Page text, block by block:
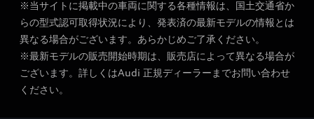
※当サイトに掲載中の車両に関する各種情報は、国土交通省か
らの型式認可取得状況により、発表済の最新モデルの情報とは
異なる場合がございます。あらかじめご了承ください。
※最新モデルの販売開始時期は、販売店によって異なる場合が
ございます。詳しくはAudi 正規ディーラーまでお問い合わせ
ください。